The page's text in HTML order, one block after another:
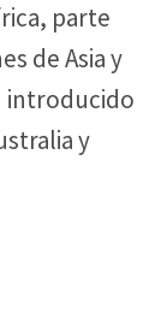
parte
de Asia y
introducido
y